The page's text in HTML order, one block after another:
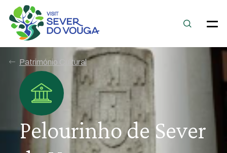
Património Cultural
Pelourinho de Sever